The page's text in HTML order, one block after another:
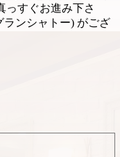
っすぐお進み下さ
ランシャトー) がござ